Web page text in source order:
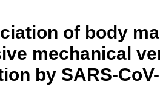
of body
mechanical
by SARS-